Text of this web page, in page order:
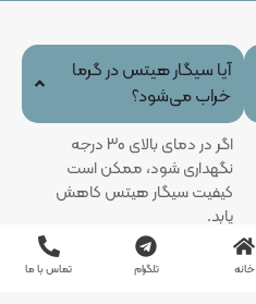
آیا سیگار هیتس در گرما
خراب می‌شود؟
اگر در دمای بالای 30 درجه
نگهداری شود، ممکن است
کیفیت سیگار هیتس کاهش
یابد.
خانه تلگرام تماس با ما